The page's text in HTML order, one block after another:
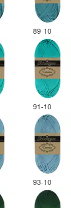
89-10
91-10
93-10